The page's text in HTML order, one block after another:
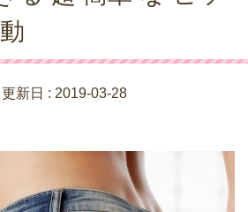
新日 : 2019-03-28